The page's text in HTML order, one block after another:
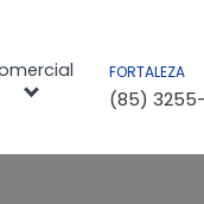
FORTALEZA
(85)